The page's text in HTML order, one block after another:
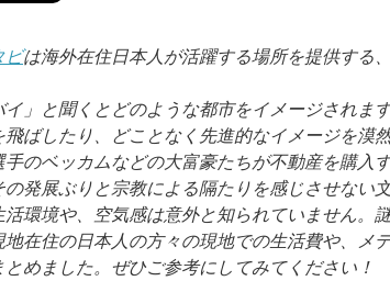
ビは海外在住日本人が活躍する場所を提供する
イ」と聞くとどのような都市をイメージされ
飛ばしたり、どことなく先進的なイメージを
手のベッカムなどの大富豪たちが不動産を購
の発展ぶりと宗教による隔たりを感じさせな
活環境や、空気感は意外と知られていません。
地在住の日本人の方々の現地での生活費や、メ
とめました。ぜひご参考にしてみてください！